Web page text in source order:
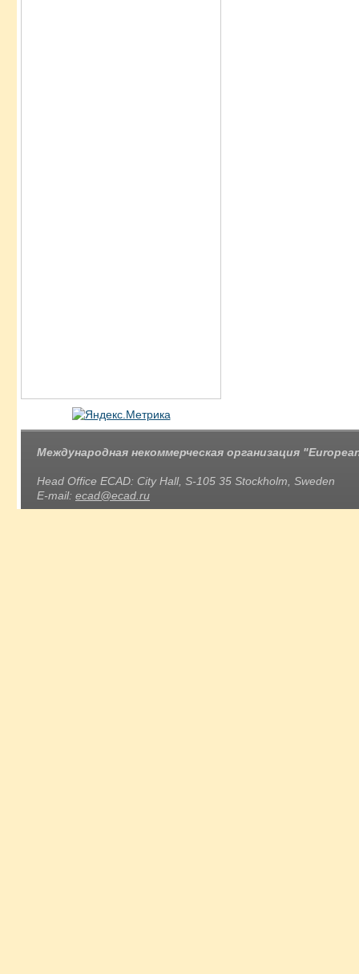
Международная некоммерческая организация
Head Office ECAD: City Hall, S-105 35 Stockholm, Sweden
E-mail: ecad@ecad.ru